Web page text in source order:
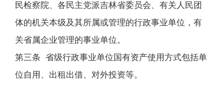
民检察院、各民主党派吉林省委员会、有关人民团
体的机关本级及其所属或管理的行政事业单位，有
关省属企业管理的事业单位。
第三条 省级行政事业单位国有资产使用方式包括单
位自用、出租出借、对外投资等。